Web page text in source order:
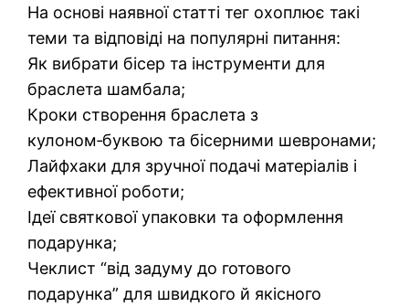
На основі наявної статті тег охоплює такі
теми та відповіді на популярні питання:
Як вибрати бісер та інструменти для
браслета шамбала;
Кроки створення браслета з
кулоном‑буквою та бісерними шевронами;
Лайфхаки для зручної подачі матеріалів і
ефективної роботи;
Ідеї святкової упаковки та оформлення
подарунка;
Чеклист “від задуму до готового
подарунка” для швидкого й якісного